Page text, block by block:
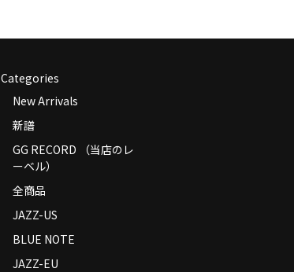
Categories
New Arrivals
新譜
GG RECORD （当店のレ
ーベル）
全商品
JAZZ-US
BLUE NOTE
JAZZ-EU